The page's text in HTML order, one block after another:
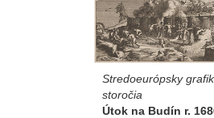
Stredoeurópsky
storočia
Útok na Budín r.